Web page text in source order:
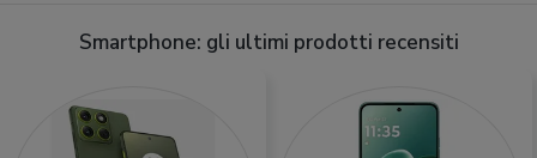
Smartphone: gli ultimi prodotti recensiti